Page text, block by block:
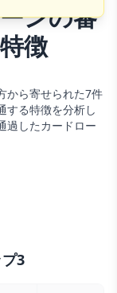
ンの審
徴
から寄せられた7件
する特徴を分析し
過したカードロー
3